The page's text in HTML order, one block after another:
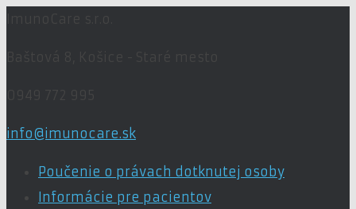
info@imunocare.sk
Poučenie o právach dotknutej osoby
Informácie pre pacientov